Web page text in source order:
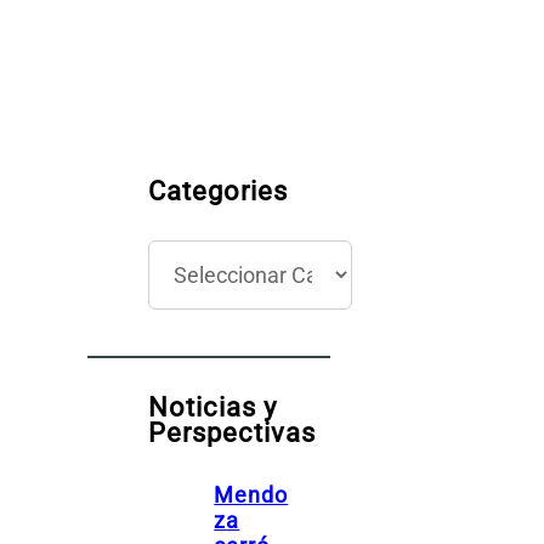
Categories
t
o
r
Noticias y
Perspectivas
Mendo
za